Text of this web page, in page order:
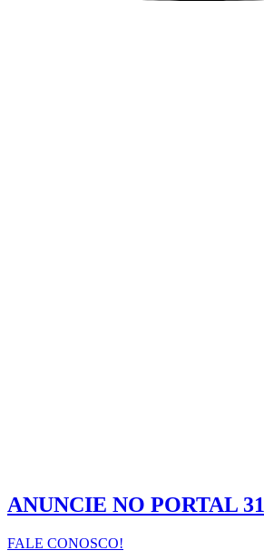
ANUNCIE NO PORTAL 31
FALE CONOSCO!